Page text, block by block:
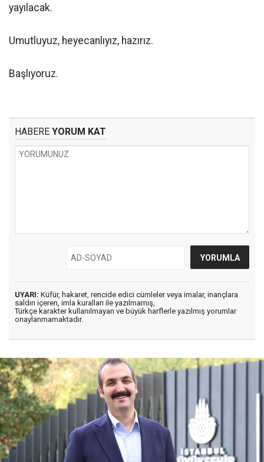
yayılacak.
Umutluyuz, heyecanlıyız, hazırız.
Başlıyoruz.
HABERE YORUM KAT
UYARI: Küfür, hakaret, rencide edici cümleler veya imalar, inançlara
saldırı içeren, imla kuralları ile yazılmamış,
Türkçe karakter kullanılmayan ve büyük harflerle yazılmış yorumlar
onaylanmamaktadır.